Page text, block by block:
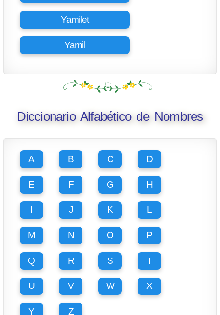
Yamilet
Yamil
Diccionario Alfabético de Nombres
A B C D
E F G H
I J K L
M N O P
Q R S T
U V W X
Y Z